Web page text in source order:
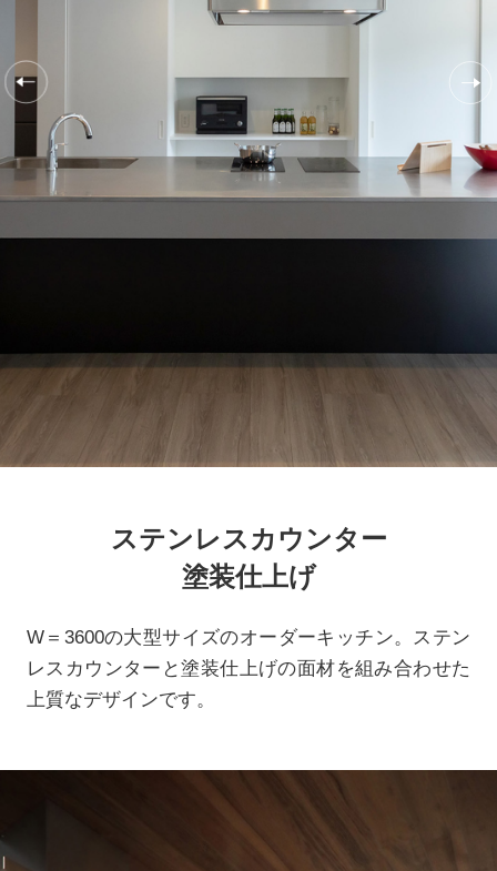
ステンレスカウンター
塗装仕上げ
W＝3600の大型サイズのオーダーキッチン。ステン
レスカウンターと塗装仕上げの面材を組み合わせた
上質なデザインです。